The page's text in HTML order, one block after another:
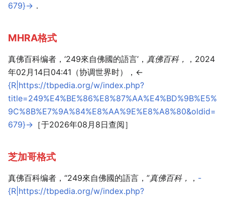
679}- >．
MHRA格式
真佛百科编者，‘249來自佛國的語言’， 真佛百科，
，2024
年02月14日04:41（协调世界时），<
{R|https://tbpedia.org/w/index.php?
title=249%E4%BE%86%E8%87%AA%E4%BD%9B%E5%
9C%8B%E7%9A%84%E8%AA%9E%E8%A8%80&oldid=
679}- >［于2026年08月8日查阅］
芝加哥格式
真佛百科编者，“249來自佛國的語言，”真佛百科， ， -
{R|https://tbpedia.org/w/index.php?